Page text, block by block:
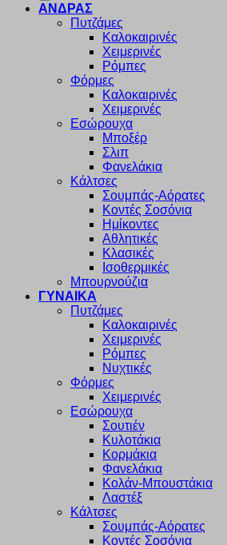
ΑΝΔΡΑΣ
Πυτζάμες
Καλοκαιρινές
Χειμερινές
Ρόμπες
Φόρμες
Καλοκαιρινές
Χειμερινές
Εσώρουχα
Μποξέρ
Σλιπ
Φανελάκια
Κάλτσες
Σουμπάς-Αόρατες
Κοντές Σοσόνια
Ημίκοντες
Αθλητικές
Κλασικές
Ισοθερμικές
Μπουρνούζια
ΓΥΝΑΙΚΑ
Πυτζάμες
Καλοκαιρινές
Χειμερινές
Ρόμπες
Νυχτικές
Φόρμες
Χειμερινές
Εσώρουχα
Σουτιέν
Κυλοτάκια
Κορμάκια
Φανελάκια
Κολάν-Μπουστάκια
Λαστέξ
Κάλτσες
Σουμπάς-Αόρατες
Κοντές Σοσόνια